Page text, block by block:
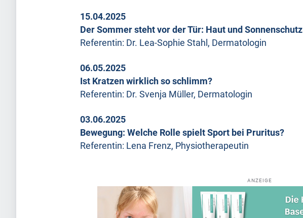
15.04.2025
Der Sommer steht vor der Tür: Haut und Sonnenschutz
Referentin: Dr. Lea-Sophie Stahl, Dermatologin
06.05.2025
Ist Kratzen wirklich so schlimm?
Referentin: Dr. Svenja Müller, Dermatologin
03.06.2025
Bewegung: Welche Rolle spielt Sport bei Pruritus?
Referentin: Lena Frenz, Physiotherapeutin
ANZEIGE